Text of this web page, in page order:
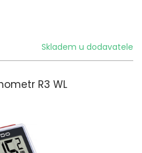
Skladem u dodavatele
R3 WL